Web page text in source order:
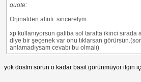
quote:
Orjinalden alıntı: sincerelym
xp kullanıyorsun galiba sol tarafta ikinci sırada
diye bir şeçenek var onu tıklarsan
anlamadıysam cevabı bu olmalı)
yok dostm sorun o kadar basit görünmüyor ilgin